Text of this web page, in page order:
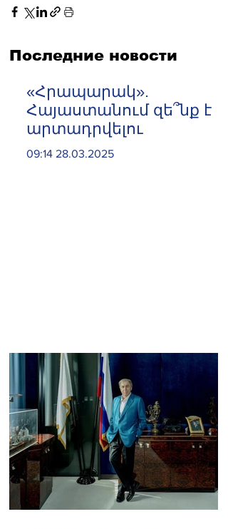
Последние новости
«Հրապարակ».
Հայաստանում զե՞նք է
արտադրվելու
09:14 28.03.2025